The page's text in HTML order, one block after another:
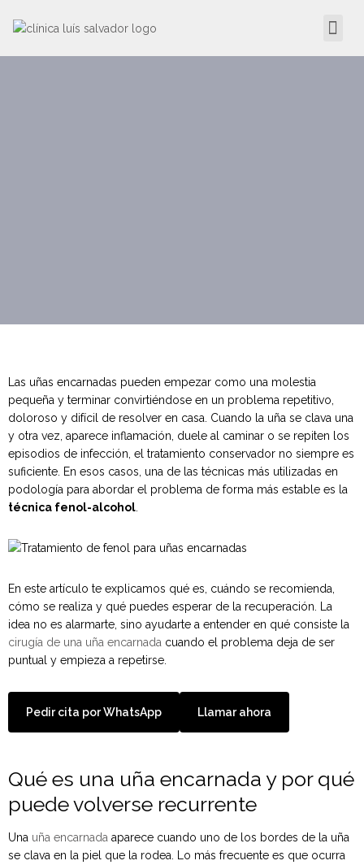
Las uñas encarnadas pueden empezar como una molestia
pequeña y terminar convirtiéndose en un problema repetitivo,
doloroso y difícil de resolver en casa. Cuando la uña se clava una
y otra vez, aparece inflamación, duele al caminar o se repiten los
episodios de infección, el tratamiento conservador no siempre es
suficiente. En esos casos, una de las técnicas más utilizadas en
podología para abordar el problema de forma más estable es la
técnica fenol-alcohol
En este artículo te explicamos qué es, cuándo se recomienda,
cómo se realiza y qué puedes esperar de la recuperación. La
idea no es alarmarte, sino ayudarte a entender en qué consiste la
cirugía de una uña encarnada cuando el problema deja de ser
puntual y empieza a repetirse.
Pedir cita por WhatsApp Llamar ahora
Qué es una uña encarnada y por qué
puede volverse recurrente
Una uña encarnada aparece cuando uno de los bordes de la uña
se clava en la piel que la rodea. Lo más frecuente es que ocurra